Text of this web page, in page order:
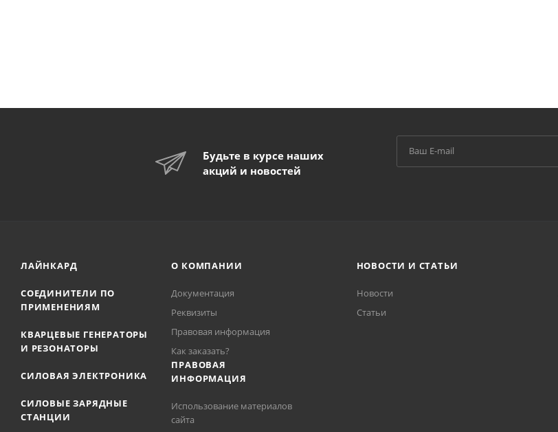
Будьте в курсе наших
акций и новостей
ЛАЙНКАРД
СОЕДИНИТЕЛИ ПО
ПРИМЕНЕНИЯМ
КВАРЦЕВЫЕ ГЕНЕРАТОРЫ
И РЕЗОНАТОРЫ
СИЛОВАЯ ЭЛЕКТРОНИКА
СИЛОВЫЕ ЗАРЯДНЫЕ
СТАНЦИИ
О КОМПАНИИ
Документация
Реквизиты
Правовая информация
Как заказать?
ПРАВОВАЯ
ИНФОРМАЦИЯ
Использование материалов
сайта
НОВОСТИ И СТАТЬИ
Новости
Статьи